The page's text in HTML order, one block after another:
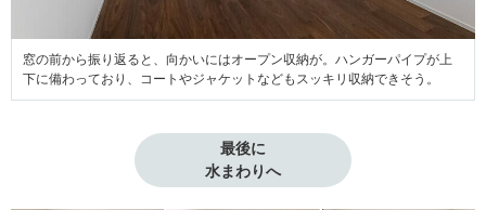
窓の前から振り返ると、向かいにはオープン収納が。ハンガーパイプが上
下に備わっており、コートやジャケットなどもスッキリ収納できそう。
最後に
水まわりへ